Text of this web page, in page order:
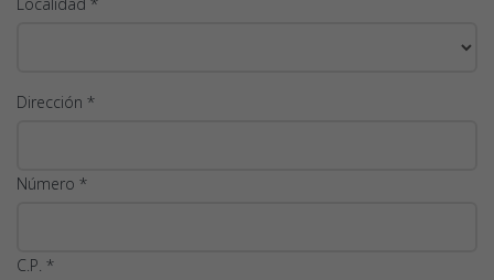
Dirección *
Número *
C.P. *